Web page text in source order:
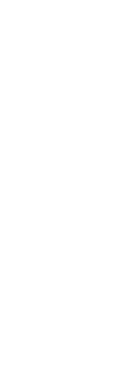
dig ret til at opsige
rata refusion for
For at udøve
dit ønske om at
(14) dage efter, at
og din ret til at
at dine
til eller mulighed
end én enhed, og
eller bruger
enkelt husstand
en enkelt
3 –
du downloader,
software på en
også for